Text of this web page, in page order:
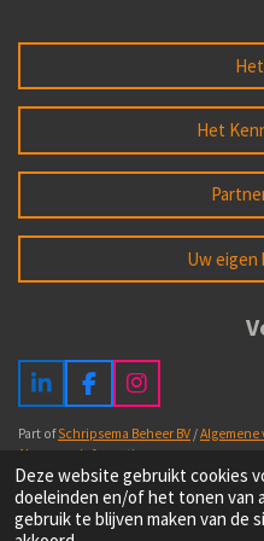
Deze website gebruikt cookies
doeleinden en/of het tonen van
gebruik te blijven maken van de
Het
Uw eigen
L
i
n
e
d
I
F
a
c
e
b
o
o
I
n
s
a
g
r
Part ofSchripsema Beheer BV /Algemene
Algemene informatie